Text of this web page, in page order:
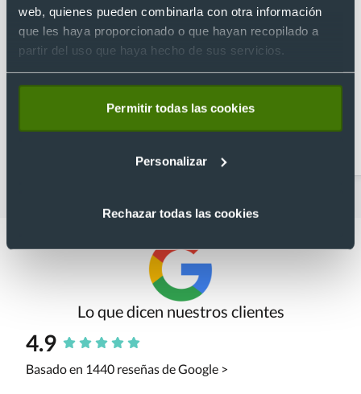
web, quienes pueden combinarla con otra información
que les haya proporcionado o que hayan recopilado a
partir del uso que haya hecho de sus servicios.
Permitir todas las cookies
Personalizar
Rechazar todas las cookies
Abridores
Artículos para la cocina
Lo que dicen nuestros clientes
4.9
Basado en 1440 reseñas de Google >